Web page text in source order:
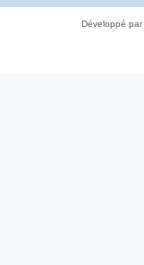
Développé par